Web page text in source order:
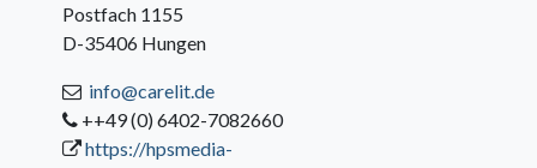
Postfach 1155
D-35406 Hungen
info@carelit.de
++49 (0) 6402-7082660
https://hpsmedia-